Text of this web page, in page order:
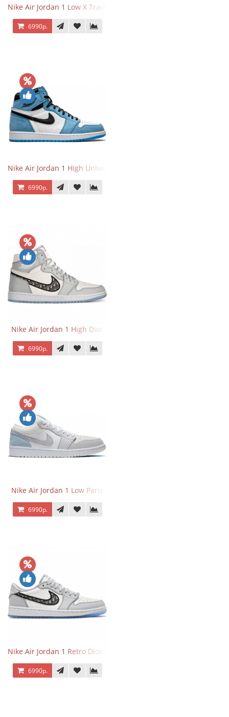
Nike Air Jordan 1 Low X Travis Scott
6990р.
Nike Air Jordan 1 High University Blue
6990р.
Nike Air Jordan 1 High Dior
6990р.
Nike Air Jordan 1 Low Paris
6990р.
Nike Air Jordan 1 Retro Dior Low
6990р.